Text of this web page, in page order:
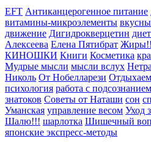
EFT Антиканцерогенное питание
витамины-микроэлементы
движение Дигидрокверцетин
Алексеева Елена Пятибрат
КИНОШКИ Книги Косметика
Мудрые мысли мысли вслух
Николь От Нобелларези
психология работа с подсознанием
знатоков Советы от Наташи сон
Уманская управление весом Уход
Шалю!!! шарлотка Шишечный
японские экспресс-методы